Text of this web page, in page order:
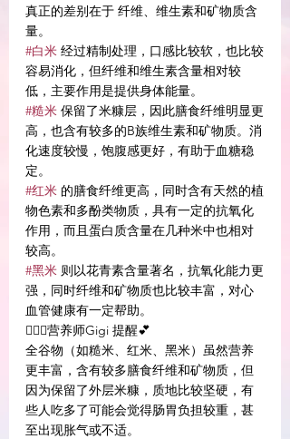
真正的差别在于 纤维、维生素和矿物质含
量。
#白米 经过精制处理，口感比较软，也比较
容易消化，但纤维和维生素含量相对较
低，主要作用是提供身体能量。
#糙米 保留了米糠层，因此膳食纤维明显更
高，也含有较多的B族维生素和矿物质。消
化速度较慢，饱腹感更好，有助于血糖稳
定。
#红米 的膳食纤维更高，同时含有天然的植
物色素和多酚类物质，具有一定的抗氧化
作用，而且蛋白质含量在几种米中也相对
较高。
#黑米 则以花青素含量著名，抗氧化能力更
强，同时纤维和矿物质也比较丰富，对心
血管健康有一定帮助。
👩🏻‍⚕️营养师Gigi 提醒💕
全谷物（如糙米、红米、黑米）虽然营养
更丰富，含有较多膳食纤维和矿物质，但
因为保留了外层米糠，质地比较坚硬，有
些人吃多了可能会觉得肠胃负担较重，甚
至出现胀气或不适。